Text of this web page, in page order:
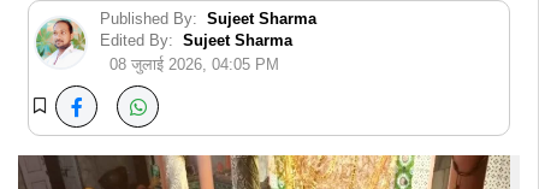
Published By: Sujeet Sharma
Edited By: Sujeet Sharma
08 जुलाई 2026, 04:05 PM